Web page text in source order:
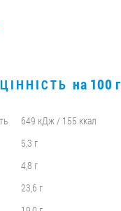
на 100 г
649 кДж / 155 ккал
5,3 г
4,8 г
23,6 г